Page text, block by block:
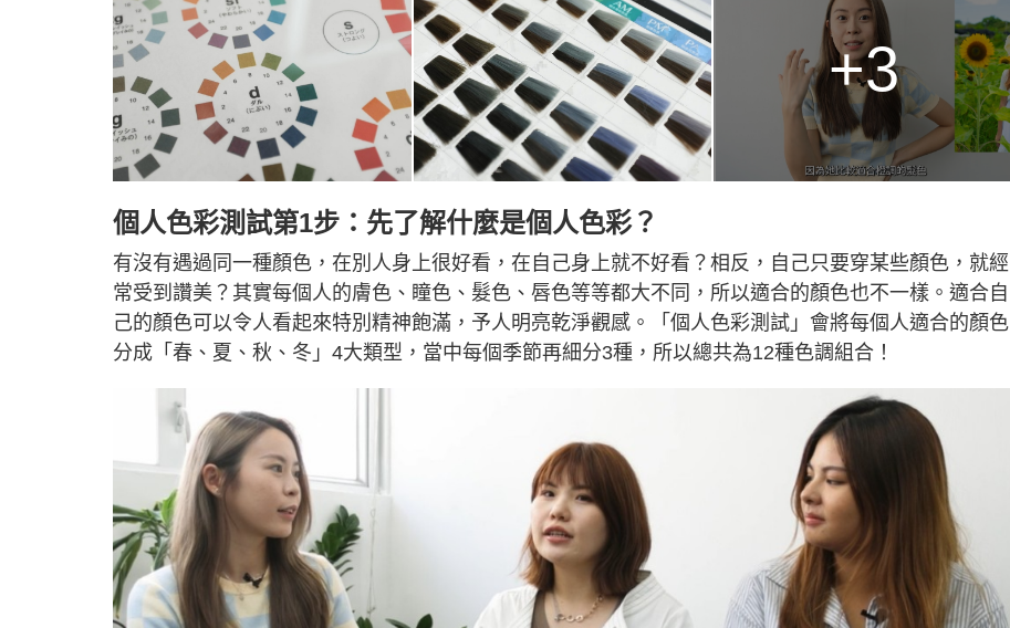
+3
個人色彩測試第1步：先了解什麼是個人色彩？
有沒有遇過同一種顏色，在別人身上很好看，在自己身上就不好看？相反，自己只要穿某些顏色，就經
常受到讚美？其實每個人的膚色、瞳色、髮色、唇色等等都大不同，所以適合的顏色也不一樣。適合自
己的顏色可以令人看起來特別精神飽滿，予人明亮乾淨觀感。「個人色彩測試」會將每個人適合的顏色
分成「春、夏、秋、冬」4大類型，當中每個季節再細分3種，所以總共為12種色調組合！